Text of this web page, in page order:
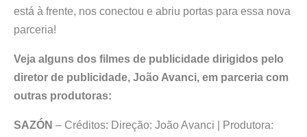
está à frente, nos conectou e abriu portas para essa nova
parceria!
Veja alguns dos filmes de publicidade dirigidos pelo
diretor de publicidade, João Avanci, em parceria com
outras produtoras:
SAZÓN – Créditos: Direção: João Avanci | Produtora: